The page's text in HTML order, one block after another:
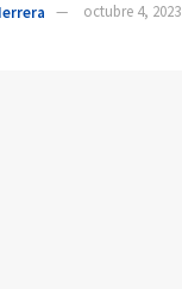
octubre 4, 2023